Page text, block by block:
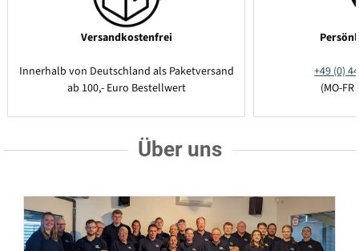
Versandkostenfrei
Innerhalb von Deutschland als Paketversand
ab 100,- Euro Bestellwert
+49 (0)
(MO-
Über uns